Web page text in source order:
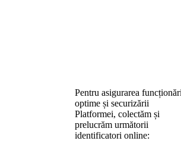
Pentru asigurarea
optime și securizării
Platformei, colectăm și
prelucrăm următorii
identificatori online: